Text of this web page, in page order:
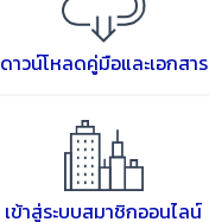
ดาวน์โหลดคู่มือและเอกสาร
เข้าสู่ระบบสมาชิกออนไลน์